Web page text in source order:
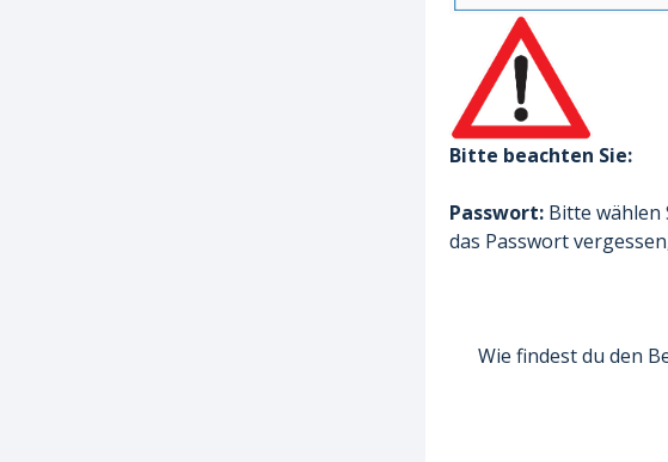
Bitte beachten Sie:
Passwort: Bitte wählen
das Passwort
Wie findest du den